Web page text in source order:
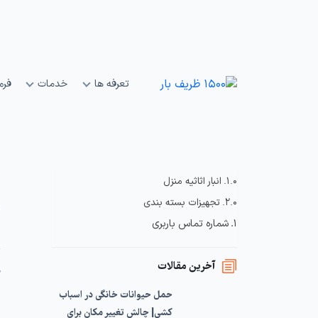
تعرفه ها خدمات
انبار اثاثیه منزل
تجهیزات بسته بندی
شماره تماس باربری
آخرین مقالات
حمل حیوانات خانگی در اسباب
کشی| چالش تغییر مکان برای